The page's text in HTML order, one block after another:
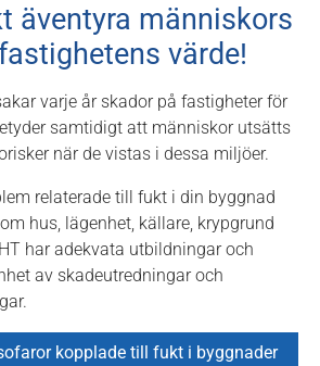
äventyra människors
värde!
varje år skador på fastigheter för
samtidigt att människor utsätts
när de vistas i dessa miljöer.
relaterade till fukt i din byggnad
hus, lägenhet, källare, krypgrund
har adekvata utbildningar och
av skadeutredningar och
kopplade till fukt i byggnader